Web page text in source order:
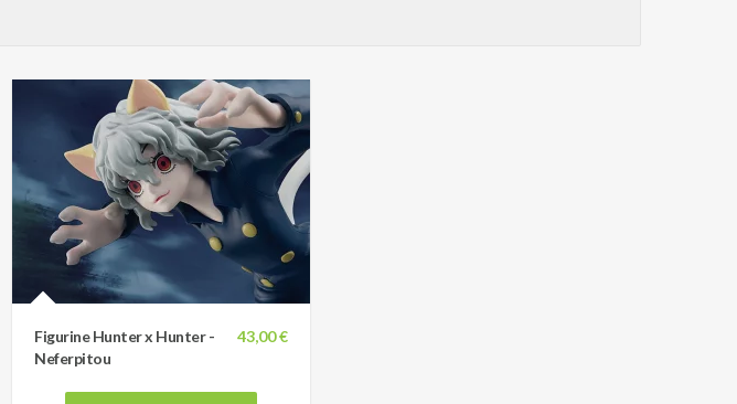
43,00 €
Figurine Hunter x Hunter -
Neferpitou